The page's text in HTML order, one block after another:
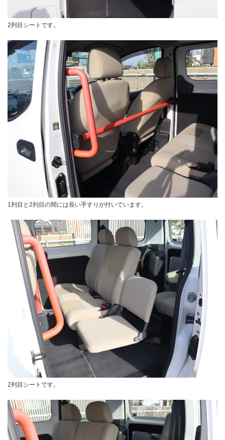
2列目シートです。
1列目と2列目の間には長い手すりが付いています。
2列目シートです。